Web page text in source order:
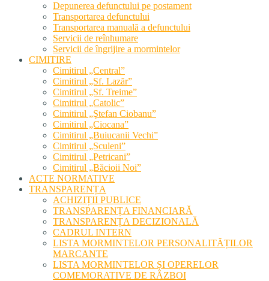
Depunerea defunctului pe postament
Transportarea defunctului
Transportarea manuală a defunctului
Servicii de reînhumare
Servicii de îngrijire a mormintelor
CIMITIRE
Cimitirul „Central”
Cimitirul „Sf. Lazăr”
Cimitirul „Sf. Treime”
Cimitirul „Catolic”
Cimitirul „Ştefan Ciobanu”
Cimitirul „Ciocana”
Cimitirul „Buiucanii Vechi”
Cimitirul „Sculeni”
Cimitirul „Petricani”
Cimitirul „Băcioii Noi”
ACTE NORMATIVE
TRANSPARENȚA
ACHIZIȚII PUBLICE
TRANSPARENȚA FINANCIARĂ
TRANSPARENȚA DECIZIONALĂ
CADRUL INTERN
LISTA MORMINTELOR PERSONALITĂȚILOR
MARCANTE
LISTA MORMINTELOR ȘI OPERELOR
COMEMORATIVE DE RĂZBOI